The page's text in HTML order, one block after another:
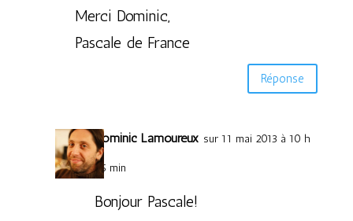
Merci Dominic,
Pascale de France
Réponse
Dominic Lamoureux sur 11 mai 2013 à 10 h
25 min
Bonjour Pascale!